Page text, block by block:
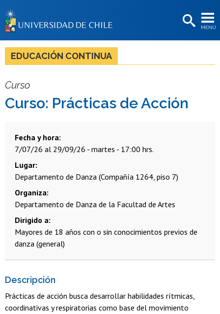
MENÚ
BIBLIOTECAS
LA UNIVERSIDAD
Académicas/os
Egresadas/os
EDUCACIÓN CONTINUA
Curso
Curso: Prácticas de Acción
Fecha y hora
7/07/26 al 29/09/26 - martes - 17:00 hrs.
Lugar
Departamento de Danza (Compañía 1264, piso 7)
Organiza
Departamento de Danza de la Facultad de Artes
Dirigido a
Mayores de 18 años con o sin conocimientos previos de
danza (general)
Descripción
Prácticas de acción busca desarrollar habilidades rítmicas,
coordinativas y respiratorias como base del movimiento